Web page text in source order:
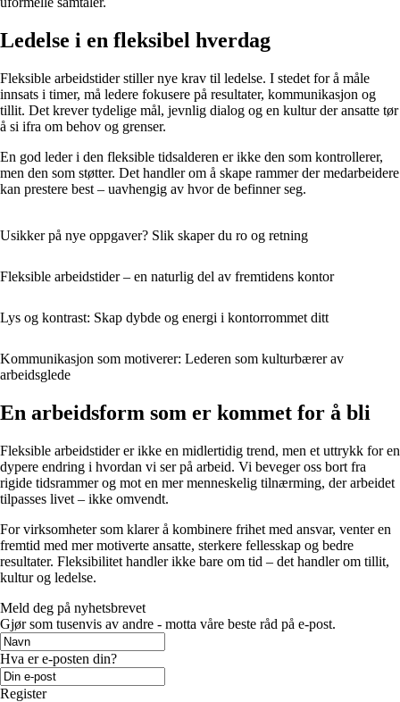
Ledelse i en fleksibel hverdag
Fleksible arbeidstider stiller nye krav til ledelse. I stedet for å måle
innsats i timer, må ledere fokusere på resultater, kommunikasjon og
tillit. Det krever tydelige mål, jevnlig dialog og en kultur der ansatte tør
å si ifra om behov og grenser.
En god leder i den fleksible tidsalderen er ikke den som kontrollerer,
men den som støtter. Det handler om å skape rammer der medarbeidere
kan prestere best – uavhengig av hvor de befinner seg.
Usikker på nye oppgaver? Slik skaper du ro og retning
Fleksible arbeidstider – en naturlig del av fremtidens kontor
Lys og kontrast: Skap dybde og energi i kontorrommet ditt
Kommunikasjon som motiverer: Lederen som kulturbærer av
arbeidsglede
En arbeidsform som er kommet for å bli
Fleksible arbeidstider er ikke en midlertidig trend, men et uttrykk for en
dypere endring i hvordan vi ser på arbeid. Vi beveger oss bort fra
rigide tidsrammer og mot en mer menneskelig tilnærming, der arbeidet
tilpasses livet – ikke omvendt.
For virksomheter som klarer å kombinere frihet med ansvar, venter en
fremtid med mer motiverte ansatte, sterkere fellesskap og bedre
resultater. Fleksibilitet handler ikke bare om tid – det handler om tillit,
kultur og ledelse.
Meld deg på nyhetsbrevet
Gjør som tusenvis av andre - motta våre beste råd på e-post.
Hva er e-posten din?
Register